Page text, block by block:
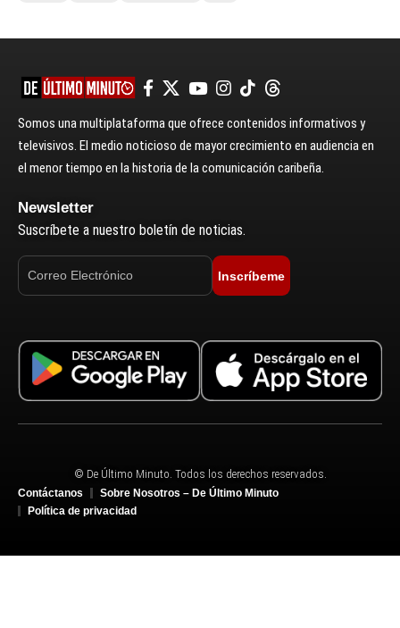
Somos una multiplataforma que ofrece contenidos informativos y
televisivos. El medio noticioso de mayor crecimiento en audiencia en
el menor tiempo en la historia de la comunicación caribeña.
Newsletter
Suscríbete a nuestro boletín de noticias.
Inscríbeme
© De Último Minuto. Todos los derechos reservados.
Contáctanos
Sobre Nosotros – De Último Minuto
Política de privacidad